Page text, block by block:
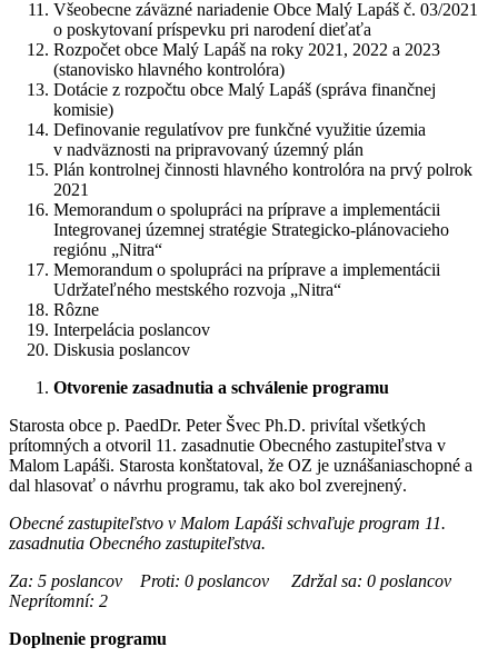
Všeobecne záväzné nariadenie Obce Malý Lapáš č. 03/2021
o poskytovaní príspevku pri narodení dieťaťa
Rozpočet obce Malý Lapáš na roky 2021, 2022 a 2023
(stanovisko hlavného kontrolóra)
Dotácie z rozpočtu obce Malý Lapáš (správa finančnej
komisie)
Definovanie regulatívov pre funkčné využitie územia
v nadväznosti na pripravovaný územný plán
Plán kontrolnej činnosti hlavného kontrolóra na prvý polrok
2021
Memorandum o spolupráci na príprave a implementácii
Integrovanej územnej stratégie Strategicko-plánovacieho
regiónu „Nitra“
Memorandum o spolupráci na príprave a implementácii
Udržateľného mestského rozvoja „Nitra“
Rôzne
Interpelácia poslancov
Diskusia poslancov
Otvorenie zasadnutia a schválenie programu
Starosta obce p. PaedDr. Peter Švec Ph.D. privítal všetkých
prítomných a otvoril 11. zasadnutie Obecného zastupiteľstva v
Malom Lapáši. Starosta konštatoval, že OZ je uznášaniaschopné a
dal hlasovať o návrhu programu, tak ako bol zverejnený.
Obecné zastupiteľstvo v Malom Lapáši schvaľuje program 11.
zasadnutia Obecného zastupiteľstva.
Za: 5 poslancov Proti: 0 poslancov Zdržal sa: 0 poslancov
Neprítomní: 2
Doplnenie programu